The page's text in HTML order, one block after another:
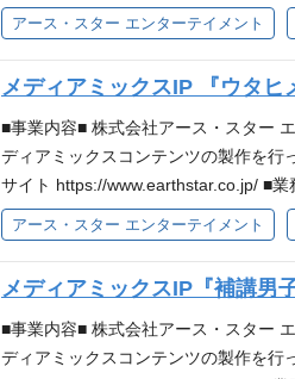
ョンも活発です。 エンターテイメン
Oを目指しており、IPOに向けた重要
れる方 マルチタスクを得意とし、柔
積極的に挑戦できる方 ■人気作品のご
たよね！』 『冒険者になりたいと都
『俺は全てを【パリイ】する』 『ヘ
卵だった』 『転生した大聖女は聖女
に力を垂れ流す』 『悠久の愚者アズ
行しております。
た上で、アニメ化・ゲーム化・声優に
画～拡大までワンストップで、コンテ
男子】 https://www.hokodan.com/ 【
社で企画開発を行い、原作を自社に確
スコンテンツの企画・開発業務を行っ
表を控えている新規オリジナルIPの企
成の総合プロデュース (変更の範囲)
案、意見ができる方 【求める人物像
る気に溢れた方 【アース・スターエ
員インタビューを掲載しております
アース・スター エンターテイメント
メディアミックスIP 『ウタヒ
■事業内容■ 株式会社アース・スター
ディアミックスコンテンツの製作を
サイト https://www.earthstar.co.jp/ ■
ディアミックス事業を一緒に盛り上げ
ディアミックス事業部専任2名、出版
ご対応いただきます。 本IPの全体施
具体的な業務内容 ＞ (雇い入れ直後)
表会、リリースイベント、各種プラ
アース・スター エンターテイメント
メディアミックスIP『補講男
■事業内容■ 株式会社アース・スター
ディアミックスコンテンツの製作を